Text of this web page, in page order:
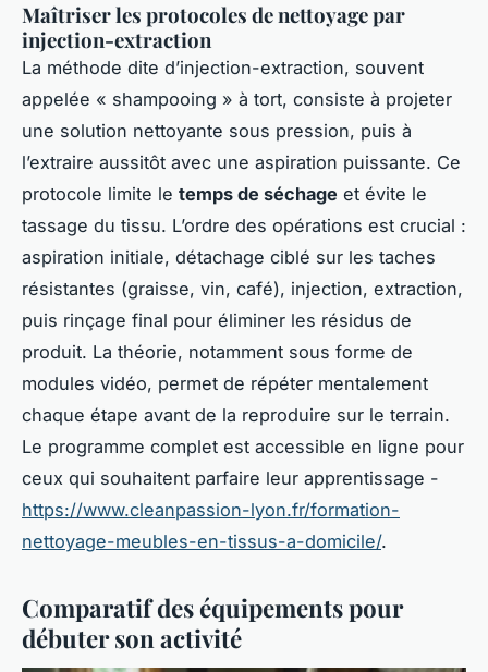
Maîtriser les protocoles de nettoyage par
injection-extraction
La méthode dite d’injection-extraction, souvent
appelée « shampooing » à tort, consiste à projeter
une solution nettoyante sous pression, puis à
l’extraire aussitôt avec une aspiration puissante. Ce
protocole limite le temps de séchage et évite le
tassage du tissu. L’ordre des opérations est crucial :
aspiration initiale, détachage ciblé sur les taches
résistantes (graisse, vin, café), injection, extraction,
puis rinçage final pour éliminer les résidus de
produit. La théorie, notamment sous forme de
modules vidéo, permet de répéter mentalement
chaque étape avant de la reproduire sur le terrain.
Le programme complet est accessible en ligne pour
ceux qui souhaitent parfaire leur apprentissage -
https://www.cleanpassion-lyon.fr/formation-
nettoyage-meubles-en-tissus-a-domicile/.
Comparatif des équipements pour
débuter son activité